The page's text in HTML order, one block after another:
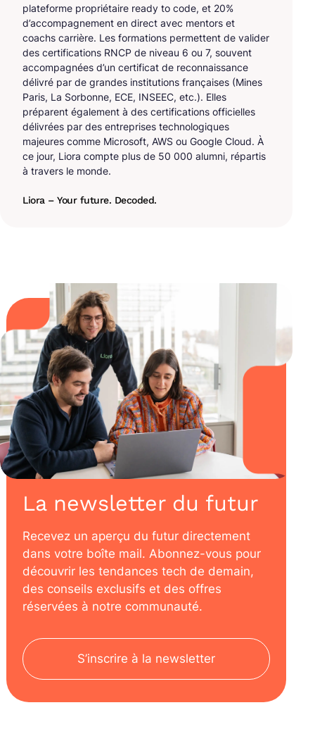
plateforme propriétaire ready to code, et 20%
d’accompagnement en direct avec mentors et
coachs carrière. Les formations permettent de valider
des certifications RNCP de niveau 6 ou 7, souvent
accompagnées d’un certificat de reconnaissance
délivré par de grandes institutions françaises (Mines
Paris, La Sorbonne, ECE, INSEEC, etc.). Elles
préparent également à des certifications officielles
délivrées par des entreprises technologiques
majeures comme Microsoft, AWS ou Google Cloud. À
ce jour, Liora compte plus de 50 000 alumni, répartis
à travers le monde.
Liora – Your future. Decoded.
La newsletter du futur
Recevez un aperçu du futur directement
dans votre boîte mail. Abonnez-vous pour
découvrir les tendances tech de demain,
des conseils exclusifs et des offres
réservées à notre communauté.
S’inscrire à la newsletter